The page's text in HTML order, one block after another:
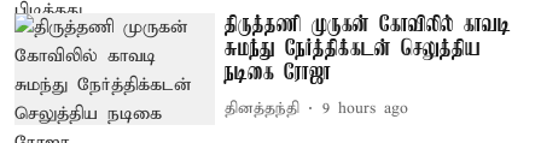
திருத்தணி முருகன் கோவிலில் காவடி
சுமந்து நேர்த்திக்கடன் செலுத்திய
நடிகை ரோஜா
தினத்தந்தி 9 hours ago